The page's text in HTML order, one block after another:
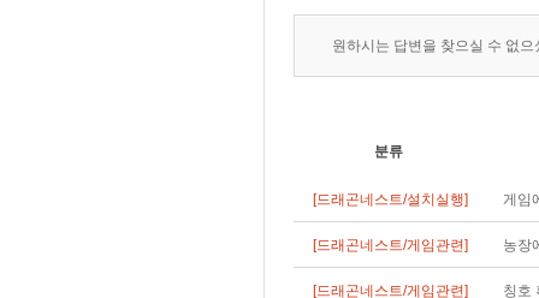
원하시는 답변을 찾으실 수 없
분류
[드래곤네스트/설치실행] 게임
[드래곤네스트/게임관련] 농장
[드래곤네스트/게임관련] 칭호